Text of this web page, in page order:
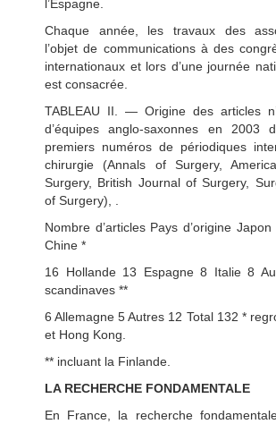
l’Espagne.
Chaque année, les travaux des
l’objet de communications à des
internationaux et lors d’une journée
est consacrée.
TABLEAU II. — Origine des articles
d’équipes anglo-saxonnes en 2003
premiers numéros de périodiques
chirurgie (Annals of Surgery,
Surgery, British Journal of Surgery,
of Surgery), .
Nombre d’articles Pays d’origine
Chine *
16 Hollande 13 Espagne 8 Italie 8
scandinaves **
6 Allemagne 5 Autres 12 Total 132 *
et Hong Kong.
** incluant la Finlande.
LA RECHERCHE FONDAMENTALE
En France, la recherche